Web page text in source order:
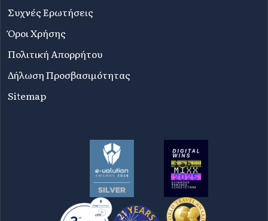
Συχνές Ερωτήσεις
Όροι Χρήσης
Πολιτική Απορρήτου
Δήλωση Προσβασιμότητας
Sitemap